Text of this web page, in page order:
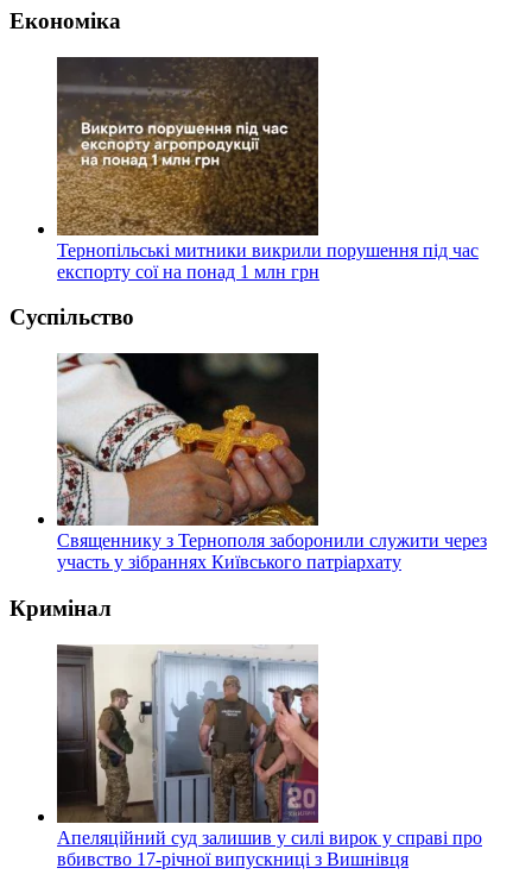
Економіка
Тернопільські митники викрили порушення під час
експорту сої на понад 1 млн грн
Суспільство
Священнику з Тернополя заборонили служити через
участь у зібраннях Київського патріархату
Кримінал
Апеляційний суд залишив у силі вирок у справі про
вбивство 17-річної випускниці з Вишнівця